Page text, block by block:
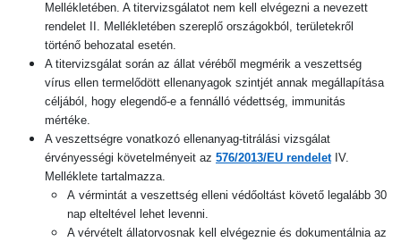
Mellékletében. A titervizsgálatot nem kell elvégezni a nevezett
rendelet II. Mellékletében szereplő országokból, területekről
történő behozatal esetén.
A titervizsgálat során az állat véréből megmérik a veszettség
vírus ellen termelődött ellenanyagok szintjét annak megállapítása
céljából, hogy elegendő-e a fennálló védettség, immunitás
mértéke.
A veszettségre vonatkozó ellenanyag-titrálási vizsgálat
érvényességi követelményeit az 576/2013/EU rendeletIV.
Melléklete tartalmazza.
A vérmintát a veszettség elleni védőoltást követő legalább 30
nap elteltével lehet levenni.
A vérvételt állatorvosnak kell elvégeznie és dokumentálnia az